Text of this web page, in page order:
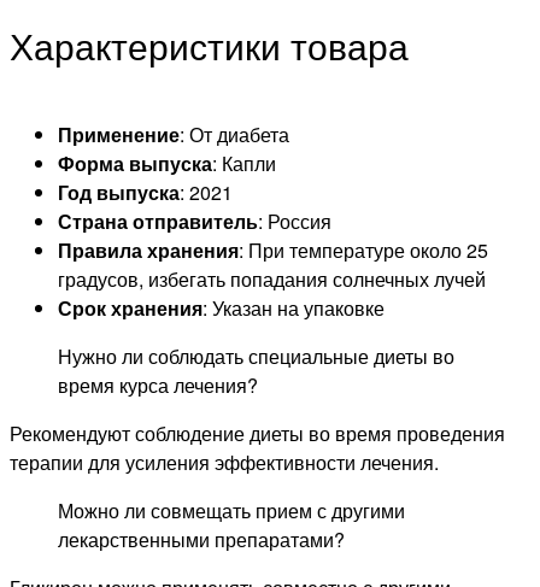
Характеристики товара
Применение: От диабета
Форма выпуска: Капли
Год выпуска: 2021
Страна отправитель: Россия
Правила хранения: При температуре около 25
градусов, избегать попадания солнечных лучей
Срок хранения: Указан на упаковке
Нужно ли соблюдать специальные диеты во
время курса лечения?
Рекомендуют соблюдение диеты во время проведения
терапии для усиления эффективности лечения.
Можно ли совмещать прием с другими
лекарственными препаратами?